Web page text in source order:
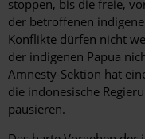
stoppen, bis die freie,
der betroffenen
Konflikte dürfen nicht
der indigenen Papua
Amnesty-Sektion hat
die indonesische
pausieren.